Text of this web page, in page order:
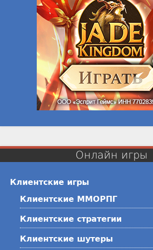
Онлайн игры
Клиентские игры
Клиентские ММОРПГ
Клиентские стратегии
Клиентские шутеры